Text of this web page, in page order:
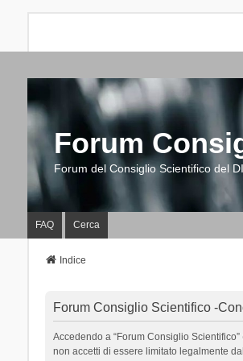
Forum
Forum del Consiglio Scientifico del
FAQ Cerca
Indice
Forum Consiglio Scientifico -
Accedendo a “Forum Consiglio
non accetti di essere limitato legalmente